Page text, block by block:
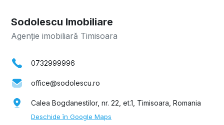
Sodolescu Imobiliare
Agenție imobiliară Timisoara
0732999996
office@sodolescu.ro
Calea Bogdanestilor, nr. 22, et.1, Timisoara, Romania
Deschide în Google Maps